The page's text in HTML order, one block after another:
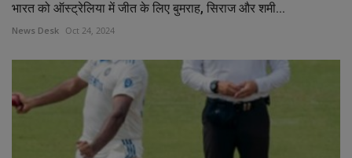
भारत को ऑस्ट्रेलिया में जीत के लिए बुमराह, सिराज और शमी...
News Desk Oct 24, 2024